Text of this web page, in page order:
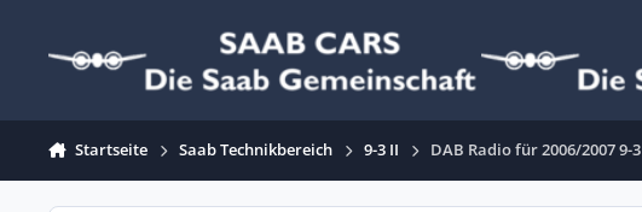
Startseite Saab Technikbereich 9-3 II DAB Radio für 2006/2007 9-3